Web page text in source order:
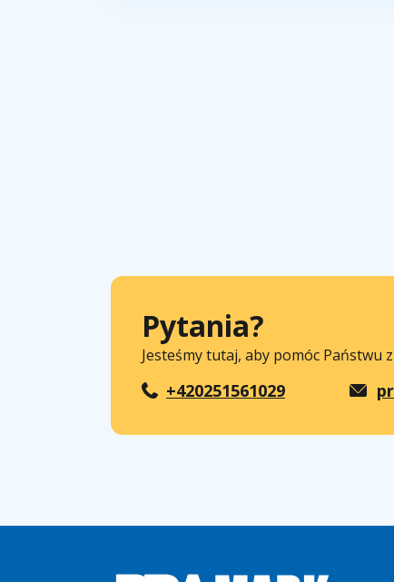
Pytania?
Jesteśmy tutaj, aby pomóc Państwu
+420251561029